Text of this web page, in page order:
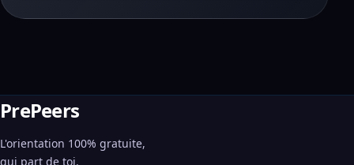
PrePeers
L'orientation 100% gratuite,
qui part de toi.